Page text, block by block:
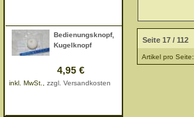
Bedienungsknopf,
Kugelknopf
4,95 €
inkl. MwSt., zzgl. Versandkosten
Seite 17 / 112
Artikel pro Seite: